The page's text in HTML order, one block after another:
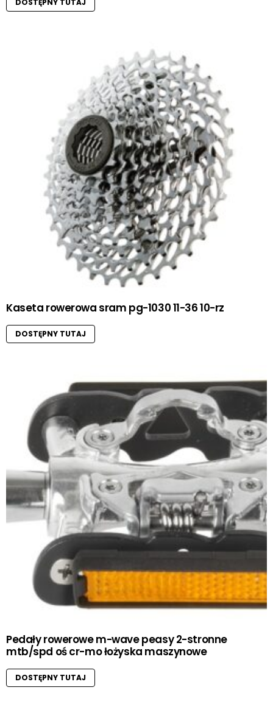
DOSTĘPNY TUTAJ
Kaseta rowerowa sram pg-1030 11-36 10-rz
DOSTĘPNY TUTAJ
Pedały rowerowe m-wave peasy 2-stronne
mtb/spd oś cr-mo łożyska maszynowe
DOSTĘPNY TUTAJ